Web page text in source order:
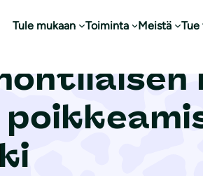
Tule mukaan Toiminta Meistä
A Oy:n